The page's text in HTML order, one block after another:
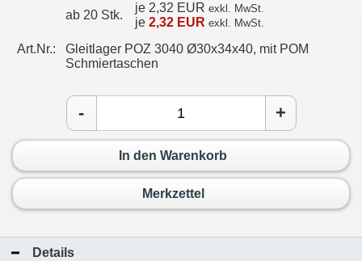
ab 20 Stk.
je 2,32 EUR exkl. MwSt.
je 2,32 EUR exkl. MwSt.
Art.Nr.:
Gleitlager POZ 3040 Ø30x34x40, mit POM
Schmiertaschen
- +
In den Warenkorb
Merkzettel
Details